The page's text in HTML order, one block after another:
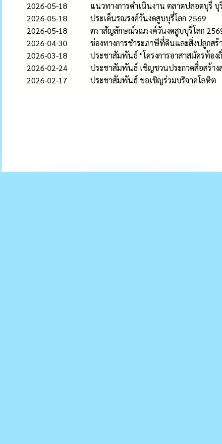
2026-05-18
แนวทางการดำเนินงาน ตลาดปลอดบุรี่
2026-05-18
ประเด็นรณรงค์วันงดสูบบุรี่โลก 2569
2026-05-18
ตราสัญลักษณ์รณรงค์วันงดสูบบุรี่โลก
2026-04-30
ช่องทางการชำระภาษีที่ดินและสิ่งปลูกสร้
2026-03-18
ประชาสัมพันธ์ "โครงการอาสาสมัครท้อง
2026-02-24
ประชาสัมพันธ์ เชิญชวนประกวดสื่อสร้า
2026-02-17
ประชาสัมพันธ์ ขอเชิญร่วมบริจาคโลหิต